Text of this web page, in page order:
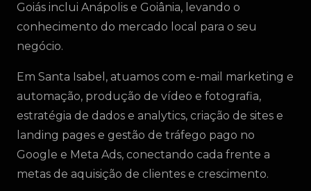
Goiás inclui Anápolis e Goiânia, levando o
conhecimento do mercado local para o seu
negócio.
Em Santa Isabel, atuamos com e-mail marketing e
automação, produção de vídeo e fotografia,
estratégia de dados e analytics, criação de sites e
landing pages e gestão de tráfego pago no
Google e Meta Ads, conectando cada frente a
metas de aquisição de clientes e crescimento.